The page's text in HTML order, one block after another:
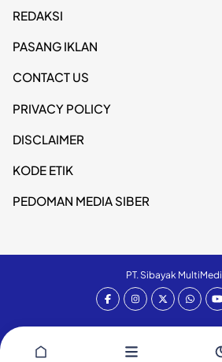
REDAKSI
PASANG IKLAN
CONTACT US
PRIVACY POLICY
DISCLAIMER
KODE ETIK
PEDOMAN MEDIA SIBER
PT. Sibayak